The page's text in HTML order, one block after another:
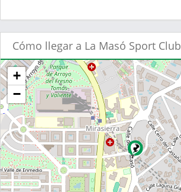
Cómo llegar a La Masó Sport Club
+
−